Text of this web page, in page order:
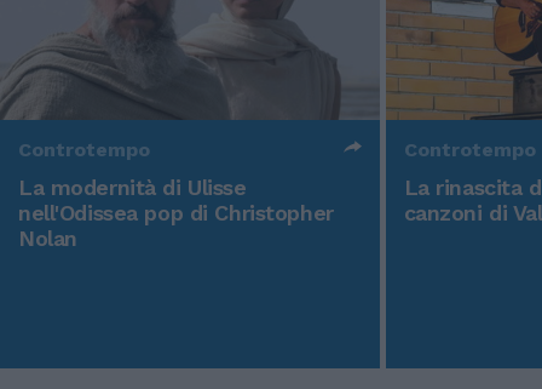
Controtempo
La modernità di Ulisse
nell'Odissea pop di Christopher
Nolan
Controtempo
La rinascita
canzoni di